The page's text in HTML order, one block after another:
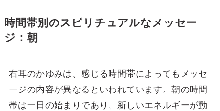
時間帯別のスピリチュアルなメッセー
ジ：朝
右耳のかゆみは、感じる時間帯によってもメッセ
ージの内容が異なるといわれています。朝の時間
帯は一日の始まりであり、新しいエネルギーが動